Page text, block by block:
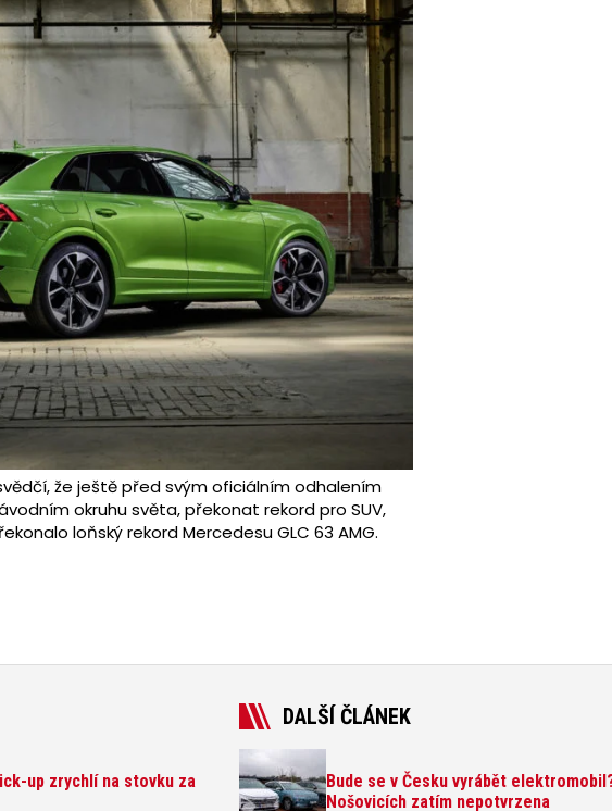
že ještě před svým oficiálním odhalením
okruhu světa, překonat rekord pro SUV,
loňský rekord Mercedesu GLC 63 AMG.
up zrychlí na stovku za
DALŠÍ ČLÁNEK
Bude se v Česku vyrábět
Nošovicích zatím nepotvrzena